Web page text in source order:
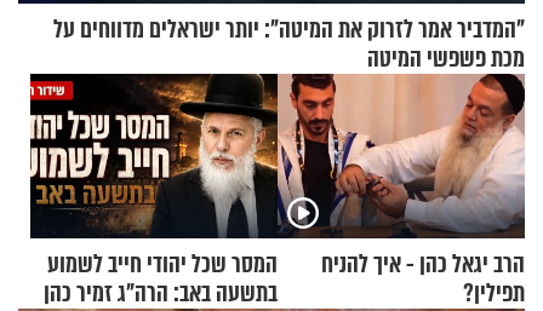
"המדביר אמר לזרוק את המיטה": יותר ישראלים מדווחים על
מכת פשפשי המיטה
הרב יגאל כהן - איך להניח
תפילין?
המסר שכל יהודי חייב לשמוע
בתשעה באב: הרה"ג זמיר כהן